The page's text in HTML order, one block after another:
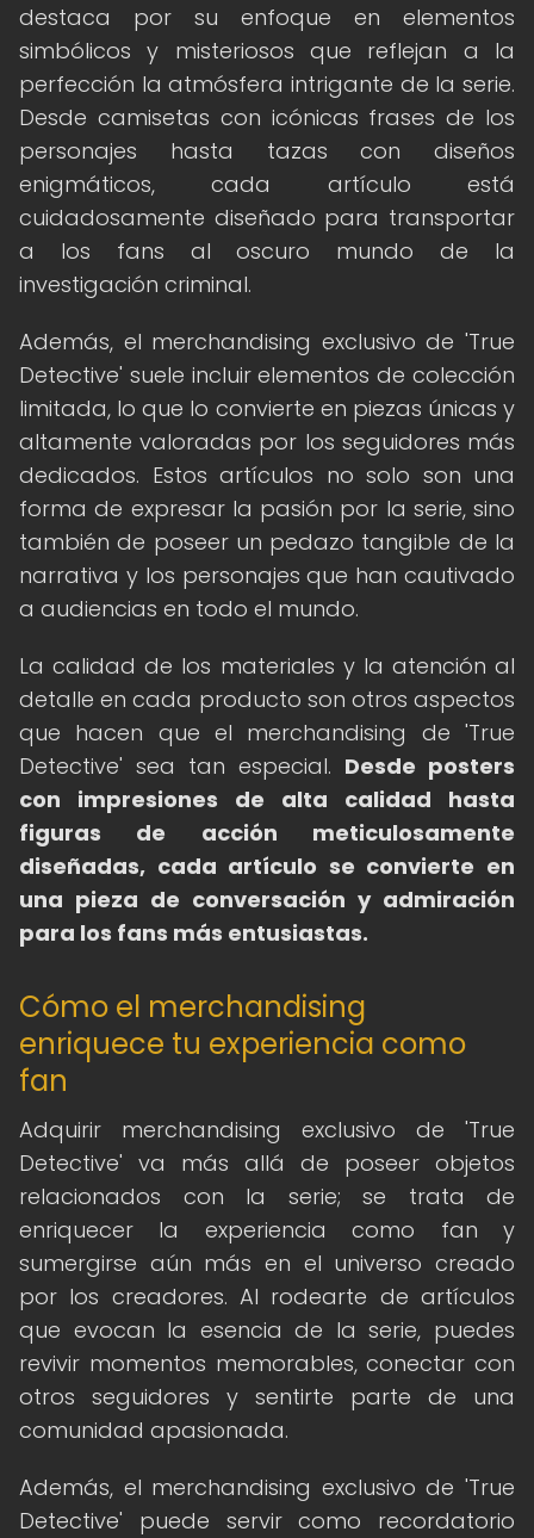
destaca por su enfoque en elementos
simbólicos y misteriosos que reflejan a la
perfección la atmósfera intrigante de la serie.
Desde camisetas con icónicas frases de los
personajes hasta tazas con diseños
enigmáticos, cada artículo está
cuidadosamente diseñado para transportar
a los fans al oscuro mundo de la
investigación criminal.
Además, el merchandising exclusivo de 'True
Detective' suele incluir elementos de colección
limitada, lo que lo convierte en piezas únicas y
altamente valoradas por los seguidores más
dedicados. Estos artículos no solo son una
forma de expresar la pasión por la serie, sino
también de poseer un pedazo tangible de la
narrativa y los personajes que han cautivado
a audiencias en todo el mundo.
La calidad de los materiales y la atención al
detalle en cada producto son otros aspectos
que hacen que el merchandising de 'True
Detective' sea tan especial. Desde posters
con impresiones de alta calidad hasta
figuras de acción meticulosamente
diseñadas, cada artículo se convierte en
una pieza de conversación y admiración
para los fans más entusiastas.
Cómo el merchandising
enriquece tu experiencia como
fan
Adquirir merchandising exclusivo de 'True
Detective' va más allá de poseer objetos
relacionados con la serie; se trata de
enriquecer la experiencia como fan y
sumergirse aún más en el universo creado
por los creadores. Al rodearte de artículos
que evocan la esencia de la serie, puedes
revivir momentos memorables, conectar con
otros seguidores y sentirte parte de una
comunidad apasionada.
Además, el merchandising exclusivo de 'True
Detective' puede servir como recordatorio